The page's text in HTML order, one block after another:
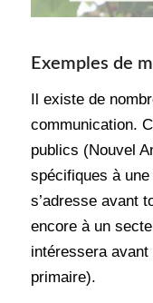
Exemples de
Il existe de
communication.
publics (Nouvel
spécifiques à
s’adresse avant
encore à un
intéressera
primaire).